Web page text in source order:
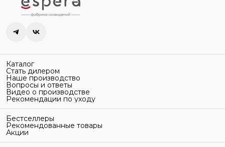
Каталог
Стать дилером
Наше производство
Вопросы и ответы
Видео о производстве
Рекомендации по уходу
Бестселлеры
Рекомендованные товары
Акции